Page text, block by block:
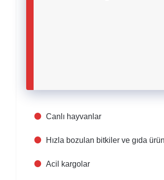
Canlı hayvanlar
Hızla bozulan bitkiler ve gıda
Acil kargolar